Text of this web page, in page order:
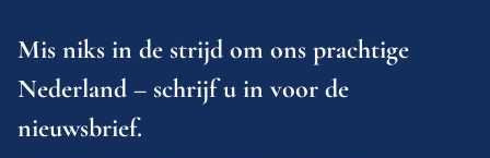
Mis niks in de strijd om ons prachtige
Nederland – schrijf u in voor de
nieuwsbrief.